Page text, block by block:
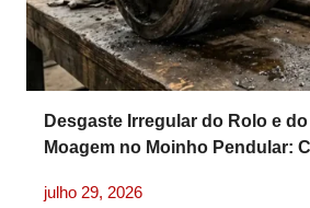
Desgaste Irregular do Rolo e
Moagem no Moinho Pendular:
julho 29, 2026